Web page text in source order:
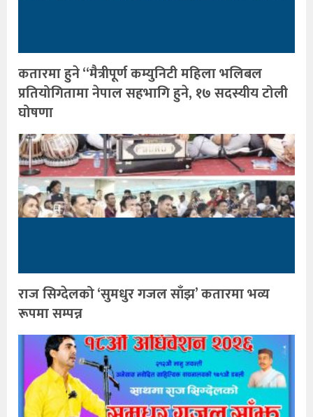
कतारमा हुने “मैत्रीपूर्ण कम्युनिटी महिला भलिबल
प्रतियोगितामा नेपाल सहभागि हुने, १७ सदस्यीय टोली
घोषणा
राज सिग्देलको ‘सुमधुर गजल साँझ’ कतारमा भव्य
रूपमा सम्पन्न